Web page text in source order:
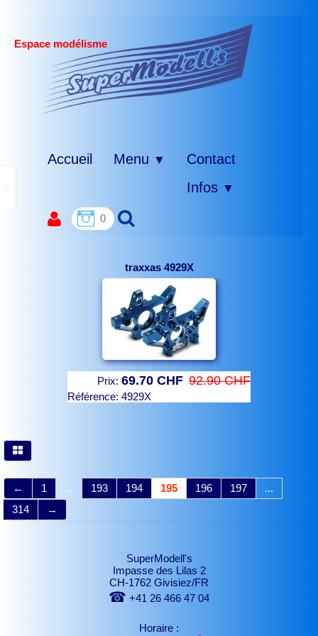
Espace modélisme
Accueil Menu ▼
Contact
Infos ▼
0
traxxas 4929X
Prix: 69.70 CHF 92.90 CHF
Référence: 4929X
← 1 ... 193 194 195 196 197
...
314
→
SuperModell's
Impasse des Lilas 2
CH-1762 Givisiez/FR
☎ +41 26 466 47 04
Horaire :